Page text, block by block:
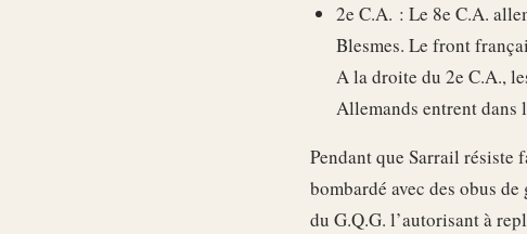
2e C.A. : Le 8e C.A.
Blesmes. Le front
A la droite du 2e C.A.,
Allemands entrent dans
Pendant que Sarrail résiste
bombardé avec des obus
du G.Q.G. l’autorisant à